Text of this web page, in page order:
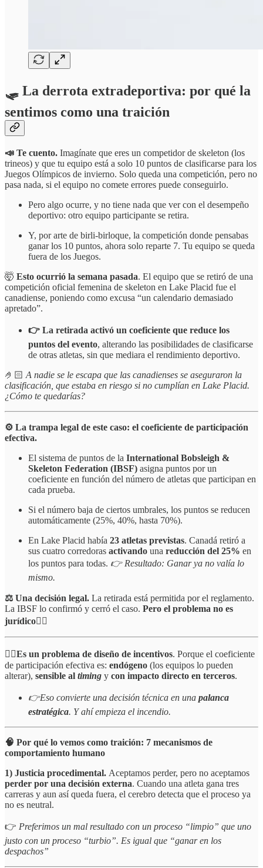
🛷 La derrota extradeportiva: por qué la
sentimos como una traición
📣 Te cuento. Imagínate que eres un competidor de skeleton (los
trineos) y que tu equipo está a solo 10 puntos de clasificarse para los
Juegos Olímpicos de invierno. Solo queda una competición, pero no
pasa nada, si el equipo no comete errores puede conseguirlo.
Pero algo ocurre, y no tiene nada que ver con el desempeño
deportivo: otro equipo participante se retira.
Y, por arte de birli-birloque, la competición donde pensabas
ganar los 10 puntos, ahora solo reparte 7. Tu equipo se queda
fuera de los Juegos.
🤯 Esto ocurrió la semana pasada. El equipo que se retiró de una
competición oficial femenina de skeleton en Lake Placid fue el
canadiense, poniendo como excusa “un calendario demasiado
apretado”.
👉 La retirada activó un coeficiente que reduce los
puntos del evento, alterando las posibilidades de clasificarse
de otras atletas, sin que mediara el rendimiento deportivo.
🤌🏻 A nadie se le escapa que las canadienses se aseguraron la
clasificación, que estaba en riesgo si no cumplían en Lake Placid.
¿Cómo te quedarías?
⚙️ La trampa legal de este caso: el coeficiente de participación
efectiva.
El sistema de puntos de la International Bobsleigh &
Skeleton Federation (IBSF) asigna puntos por un
coeficiente en función del número de atletas que participan en
cada prueba.
Si el número baja de ciertos umbrales, los puntos se reducen
automáticamente (25%, 40%, hasta 70%).
En Lake Placid había 23 atletas previstas. Canadá retiró a
sus cuatro corredoras activando una reducción del 25% en
los puntos para todas. 👉 Resultado: Ganar ya no valía lo
mismo.
⚖️ Una decisión legal. La retirada está permitida por el reglamento.
La IBSF lo confirmó y cerró el caso. Pero el problema no es
jurídico👇🏻
☝🏻Es un problema de diseño de incentivos. Porque el coeficiente
de participación efectiva es: endógeno (los equipos lo pueden
alterar), sensible al timing y con impacto directo en terceros.
👉Eso convierte una decisión técnica en una palanca
estratégica. Y ahí empieza el incendio.
🧠 Por qué lo vemos como traición: 7 mecanismos de
comportamiento humano
1) Justicia procedimental. Aceptamos perder, pero no aceptamos
perder por una decisión externa. Cuando una atleta gana tres
carreras y aun así queda fuera, el cerebro detecta que el proceso ya
no es neutral.
👉 Preferimos un mal resultado con un proceso “limpio” que uno
justo con un proceso “turbio”. Es igual que “ganar en los
despachos”